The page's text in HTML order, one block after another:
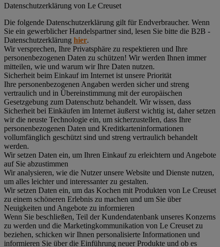
Datenschutz­erklärung von Le Creuset
Die folgende Datenschutzerklärung gilt für Endverbraucher. Wenn
Sie ein gewerblicher Handelspartner sind, lesen Sie bitte die B2B -
Datenschutzerklärung hier.
Wir versprechen, Ihre Privatsphäre zu respektieren und Ihre
personenbezogenen Daten zu schützen! Wir werden Ihnen immer
mitteilen, wie und warum wir Ihre Daten nutzen.
Sicherheit beim Einkauf im Internet ist unsere Priorität
Ihre personenbezogenen Angaben werden sicher und streng
vertraulich und in Übereinstimmung mit der europäischen
Gesetzgebung zum Datenschutz behandelt. Wir wissen, dass
Sicherheit bei Einkäufen im Internet äußerst wichtig ist, daher setzen
wir die neuste Technologie ein, um sicherzustellen, dass Ihre
personenbezogenen Daten und Kreditkarteninformationen
vollumfänglich geschützt sind und streng vertraulich behandelt
werden.
Wir setzen Daten ein, um Ihren Einkauf zu erleichtern und Angebote
auf Sie abzustimmen
Wir analysieren, wie die Nutzer unsere Website und Dienste nutzen,
um alles leichter und interessanter zu gestalten.
Wir setzen Daten ein, um das Kochen mit Produkten von Le Creuset
zu einem schöneren Erlebnis zu machen und um Sie über
Neuigkeiten und Angebote zu informieren
Wenn Sie beschließen, Teil der Kundendatenbank unseres Konzerns
zu werden und die Marketingkommunikation von Le Creuset zu
beziehen, schicken wir Ihnen personalisierte Informationen und
informieren Sie über die Einführung neuer Produkte und ob es